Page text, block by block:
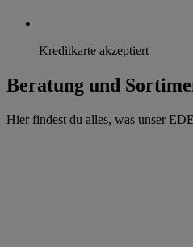
Kreditkarte akzeptiert
Beratung und
Hier findest du alles, was unser